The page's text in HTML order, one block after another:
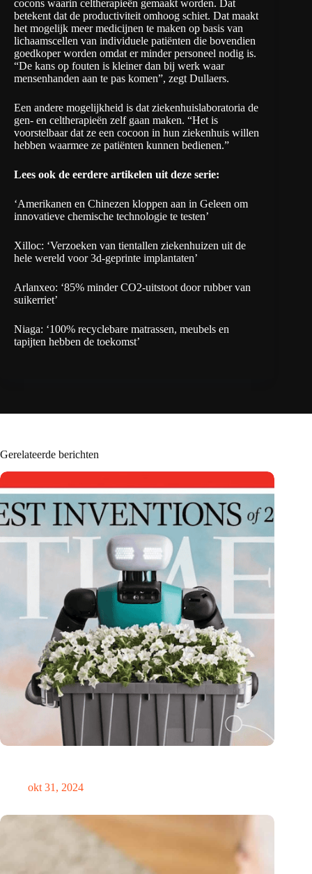
cocons waarin celtherapieën gemaakt worden. Dat
betekent dat de productiviteit omhoog schiet. Dat maakt
het mogelijk meer medicijnen te maken op basis van
lichaamscellen van individuele patiënten die bovendien
goedkoper worden omdat er minder personeel nodig is.
“De kans op fouten is kleiner dan bij werk waar
mensenhanden aan te pas komen”, zegt Dullaers.
Een andere mogelijkheid is dat ziekenhuislaboratoria de
gen- en celtherapieën zelf gaan maken. “Het is
voorstelbaar dat ze een cocoon in hun ziekenhuis willen
hebben waarmee ze patiënten kunnen bedienen.”
Lees ook de eerdere artikelen uit deze serie:
‘Amerikanen en Chinezen kloppen aan in Geleen om
innovatieve chemische technologie te testen’
Xilloc: ‘Verzoeken van tientallen ziekenhuizen uit de
hele wereld voor 3d-geprinte implantaten’
Arlanxeo: ‘85% minder CO2-uitstoot door rubber van
suikerriet’
Niaga: ‘100% recyclebare matrassen, meubels en
tapijten hebben de toekomst’
Gerelateerde berichten
okt 31, 2024